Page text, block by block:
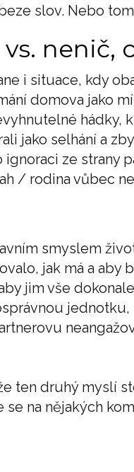
slov. Nebo
nenič,
i situace, kdy
domova jako
hádky,
jako selhání a
ignoraci ze strany
/ rodina vůbec
smyslem
jak má a aby
jim vše
ten druhý myslí
na nějakých